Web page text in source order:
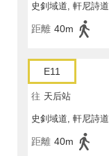
史釗域道, 軒尼詩道
距離 40m
E11
往 天后站
史釗域道, 軒尼詩道
距離 40m